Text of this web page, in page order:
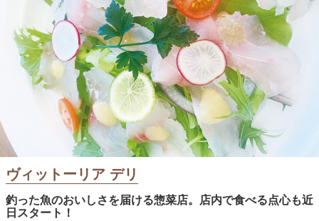
ヴィットーリア デリ
釣った魚のおいしさを届ける惣菜店。店内で食べる点心も近
日スタート！